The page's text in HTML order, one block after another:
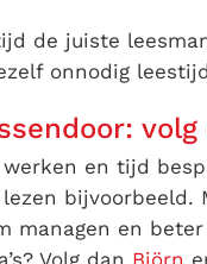
de juiste
onnodig
en tijd
bijvoorbeeld.
managen en
Volg dan Björn